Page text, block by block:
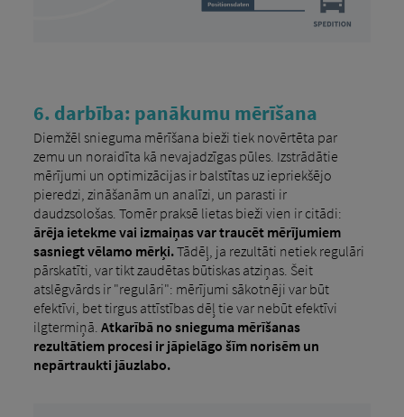
6. darbība: panākumu mērīšana
Diemžēl snieguma mērīšana bieži tiek novērtēta par
zemu un noraidīta kā nevajadzīgas pūles. Izstrādātie
mērījumi un optimizācijas ir balstītas uz iepriekšējo
pieredzi, zināšanām un analīzi, un parasti ir
daudzsološas. Tomēr praksē lietas bieži vien ir citādi:
ārēja ietekme vai izmaiņas var traucēt mērījumiem
sasniegt vēlamo mērķi.Tādēļ, ja rezultāti netiek regulāri
pārskatīti, var tikt zaudētas būtiskas atziņas. Šeit
atslēgvārds ir "regulāri": mērījumi sākotnēji var būt
efektīvi, bet tirgus attīstības dēļ tie var nebūt efektīvi
ilgtermiņā. Atkarībā no snieguma mērīšanas
rezultātiem procesi ir jāpielāgo šīm norisēm un
nepārtraukti jāuzlabo.